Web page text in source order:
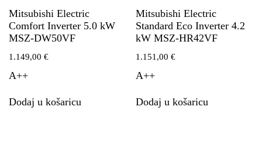
Mitsubishi Electric
Comfort Inverter 5.0 kW
MSZ-DW50VF
1.149,00 €
A++
Dodaj u košaricu
Mitsubishi Electric
Standard Eco Inverter 4.2
kW MSZ-HR42VF
1.151,00€
A++
Dodaj u košaricu